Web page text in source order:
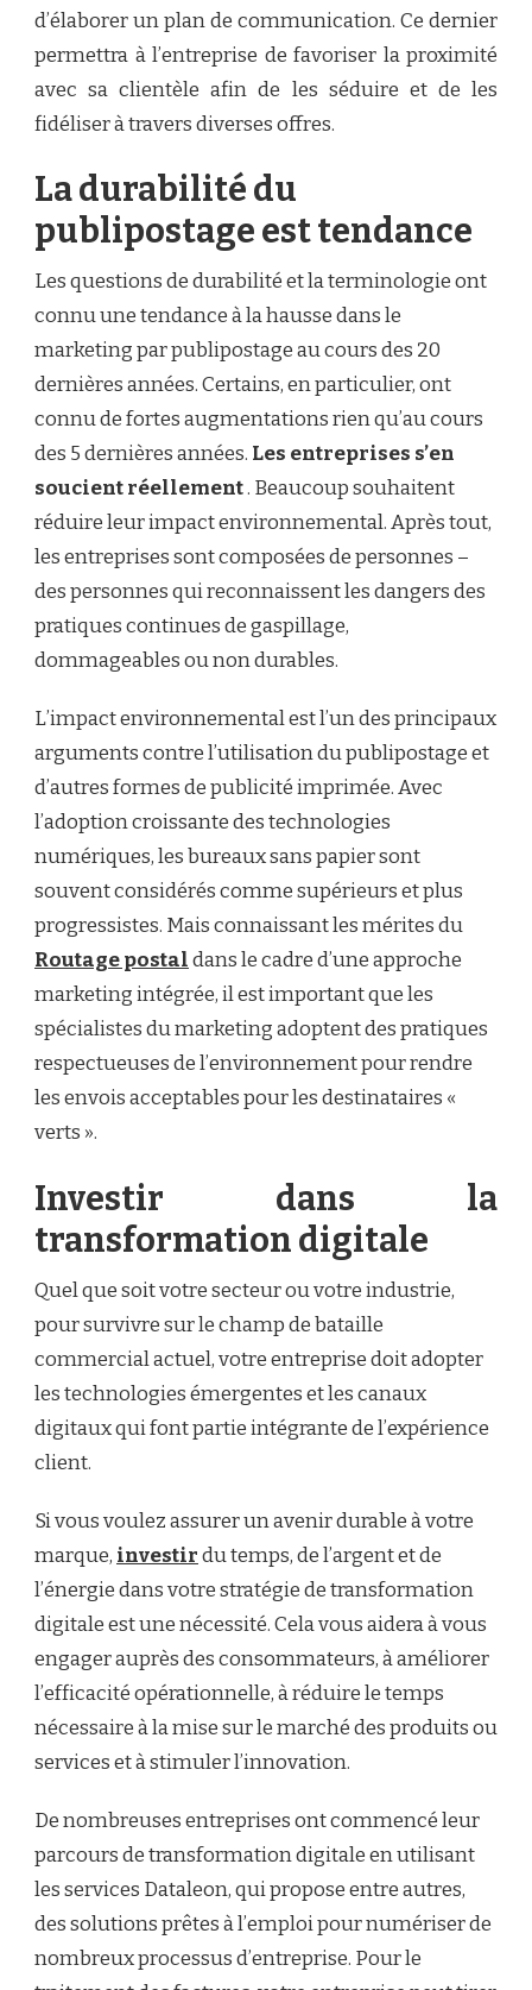
d’élaborer un plan de communication. Ce dernier
permettra à l’entreprise de favoriser la proximité
avec sa clientèle afin de les séduire et de les
fidéliser à travers diverses offres.
La durabilité du
publipostage est tendance
Les questions de durabilité et la terminologie ont
connu une tendance à la hausse dans le
marketing par publipostage au cours des 20
dernières années. Certains, en particulier, ont
connu de fortes augmentations rien qu’au cours
des 5 dernières années. Les entreprises s’en
soucient réellement. Beaucoup souhaitent
réduire leur impact environnemental. Après tout,
les entreprises sont composées de personnes –
des personnes qui reconnaissent les dangers des
pratiques continues de gaspillage,
dommageables ou non durables.
L’impact environnemental est l’un des principaux
arguments contre l’utilisation du publipostage et
d’autres formes de publicité imprimée. Avec
l’adoption croissante des technologies
numériques, les bureaux sans papier sont
souvent considérés comme supérieurs et plus
progressistes. Mais connaissant les mérites du
Routage postaldans le cadre d’une approche
marketing intégrée, il est important que les
spécialistes du marketing adoptent des pratiques
respectueuses de l’environnement pour rendre
les envois acceptables pour les destinataires «
verts ».
Investir dans la
transformation digitale
Quel que soit votre secteur ou votre industrie,
pour survivre sur le champ de bataille
commercial actuel, votre entreprise doit adopter
les technologies émergentes et les canaux
digitaux qui font partie intégrante de l’expérience
client.
Si vous voulez assurer un avenir durable à votre
marque, investirdu temps, de l’argent et de
l’énergie dans votre stratégie de transformation
digitale est une nécessité. Cela vous aidera à vous
engager auprès des consommateurs, à améliorer
l’efficacité opérationnelle, à réduire le temps
nécessaire à la mise sur le marché des produits ou
services et à stimuler l’innovation.
De nombreuses entreprises ont commencé leur
parcours de transformation digitale en utilisant
les services Dataleon, qui propose entre autres,
des solutions prêtes à l’emploi pour numériser de
nombreux processus d’entreprise. Pour le